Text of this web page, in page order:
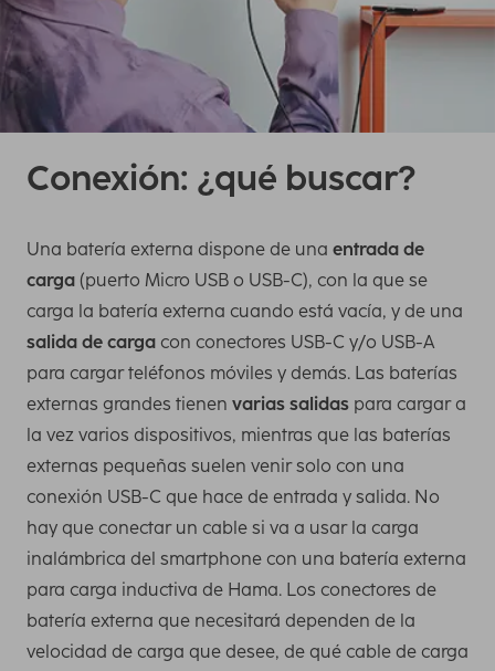
Conexión: ¿qué buscar?
Una batería externa dispone de una entrada de
carga (puerto Micro USB o USB-C), con la que se
carga la batería externa cuando está vacía, y de una
salida de carga con conectores USB-C y/o USB-A
para cargar teléfonos móviles y demás. Las baterías
externas grandes tienen varias salidas para cargar a
la vez varios dispositivos, mientras que las baterías
externas pequeñas suelen venir solo con una
conexión USB-C que hace de entrada y salida. No
hay que conectar un cable si va a usar la carga
inalámbrica del smartphone con una batería externa
para carga inductiva de Hama. Los conectores de
batería externa que necesitará dependen de la
velocidad de carga que desee, de qué cable de carga